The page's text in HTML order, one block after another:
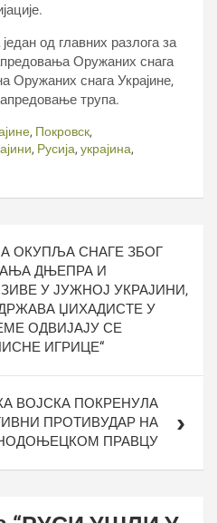
од главних разлога за
Оружаних снага
Оружаних снага Украјине,
трупа.
, Покровск,
, Русија, украјина,
ОКУПЉА СНАГЕ ЗБОГ
ДЊЕПРА И
У ЈУЖНОЈ УКРАЈИНИ,
ЏИХАДИСТЕ У
ОДВИЈАЈУ СЕ
ИГРИЦЕ“
ВОЈСКА ПОКРЕНУЛА
ПРОТИВУДАР НА
ПРАВЦУ